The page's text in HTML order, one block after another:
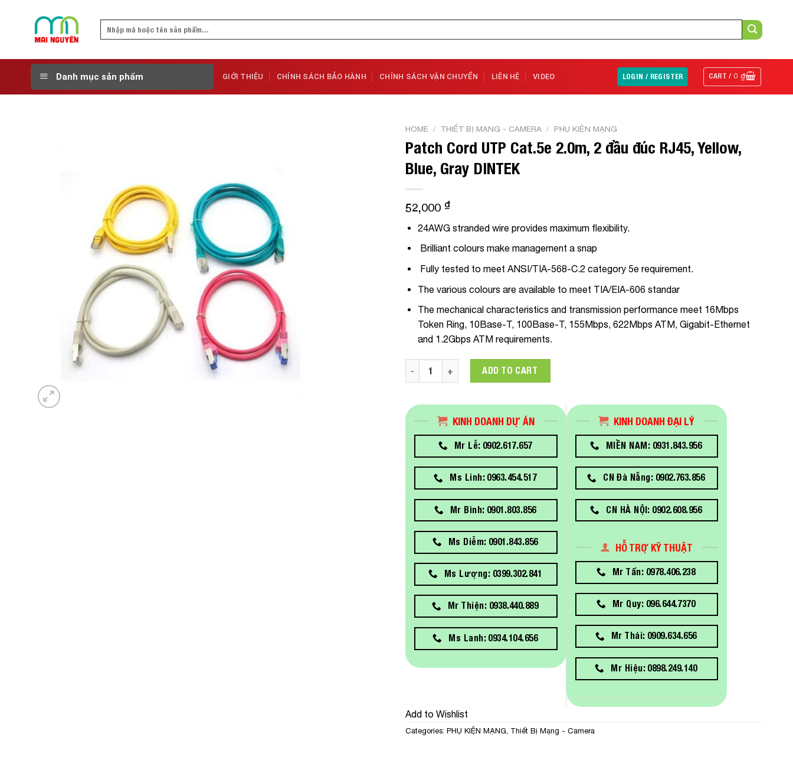
Search
Danh mục sản phẩm GIỚI THIỆU CHÍNH SÁCH BẢO HÀNH CHÍNH SÁCH VẬN CHUYỂN LIÊN HỆ VIDEO LOGIN / REGISTER CART /0₫
HOME / THIẾT BỊ MẠNG - CAMERA / PHỤ KIỆN MẠNG
Patch Cord UTP Cat.5e 2.0m, 2 đầu đúc RJ45, Yellow,
Blue, Gray DINTEK
52,000 ₫
24AWG stranded wire provides maximum flexibility.
Brilliant colours make management a snap
Fully tested to meet ANSI/TIA-568-C.2 category 5e requirement.
The various colours are available to meet TIA/EIA-606 standar
The mechanical characteristics and transmission performance meet 16Mbps
Token Ring, 10Base-T, 100Base-T, 155Mbps, 622Mbps ATM, Gigabit-Ethernet
and 1.2Gbps ATM requirements.
Patch Cord UTP Cat.5e 2.0m, 2 đầu đúc RJ45, Yellow, Blue, Gray DINTEK quantity
ADD TO CART
KINH DOANH DỰ ÁN
Mr Lễ: 0902.617.657
Ms Linh: 0963.454.517
Mr Bình: 0901.803.856
Ms Diễm: 0901.843.856
Ms Lượng: 0399.302.841
Mr Thiện: 0938.440.889
Ms Lanh: 0934.104.656
KINH DOANH ĐẠI LÝ
MIỀN NAM: 0931.843.956
CN Đà Nẵng: 0902.763.856
CN HÀ NỘI: 0902.608.956
HỖ TRỢ KỸ THUẬT
Mr Tấn: 0978.406.238
Mr Quy: 096.644.7370
Mr Thái: 0909.634.656
Mr Hiệu: 0898.249.140
Add to Wishlist
Categories: PHỤ KIỆN MẠNG, Thiết Bị Mạng - Camera